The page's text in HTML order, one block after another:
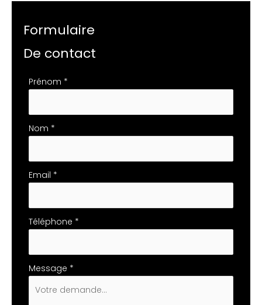
Formulaire
De contact
Formulaire
téléphone
Prénom *
Nom *
Email *
Téléphone *
Message *